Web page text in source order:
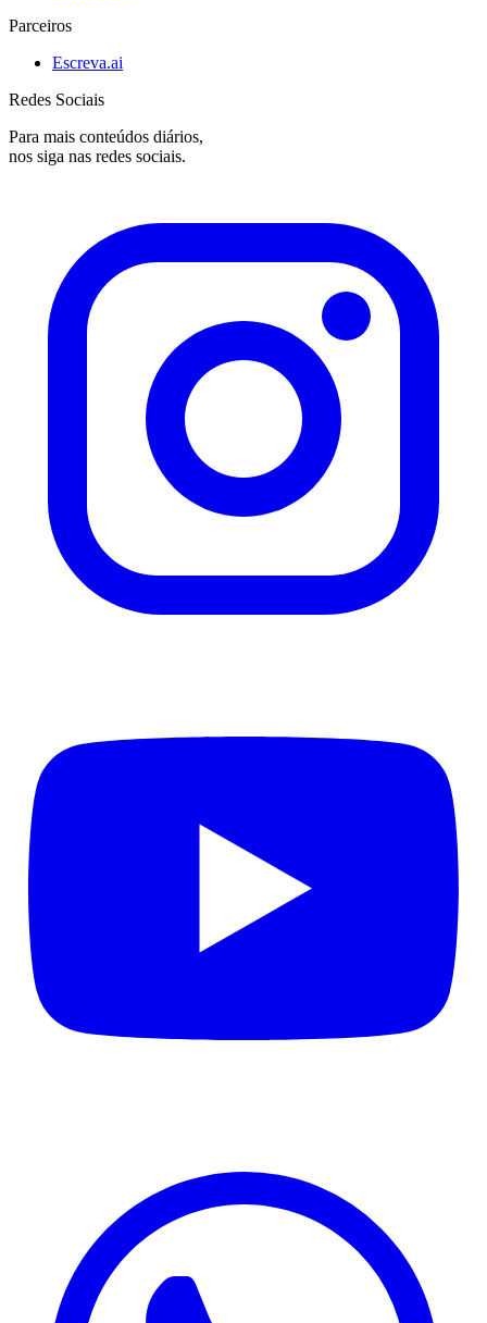
Parceiros
Escreva.ai
Redes Sociais
Para mais conteúdos diários,
nos siga nas redes sociais.